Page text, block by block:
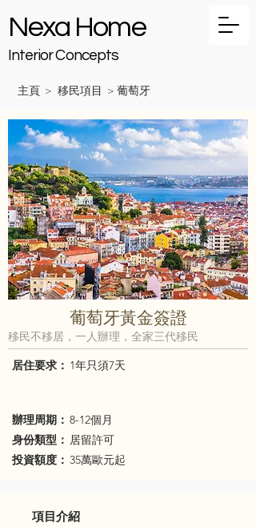
Nexa Home
Interior Concepts
主頁 > 移民項目 > 葡萄牙
葡萄牙黃金簽證
移民不移居，一人辦理，全家三代移民
​居住要求： 1年只須7天
辦理周期： 8-12個月
身份類型： 居留許可
投資額度： 35萬歐元起
項目介紹